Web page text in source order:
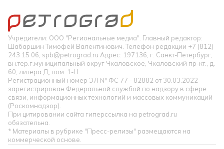
Учредители: ООО "Региональные медиа". Главный редактор:
Шабаршин Тимофей Валентинович. Телефон редакции +7 (812)
243 15 06, spb@petrograd.ru Адрес: 197136, г. Санкт-Петербург,
вн.тер.г.муниципальный округ Чкаловское, Чкаловский пр-кт., д.
60, литера Д, пом. 1-Н
Регистрационный номер ЭЛ № ФС 77 - 82882 от 30.03.2022
зарегистрирован Федеральной службой по надзору в сфере
связи, информационных технологий и массовых коммуникаций
(Роскомнадзор).
При цитировании сайта гиперссылка на petrograd.ru
обязательна.
* Материалы в рубрике "Пресс-релизы" размещаются на
коммерческой основе.